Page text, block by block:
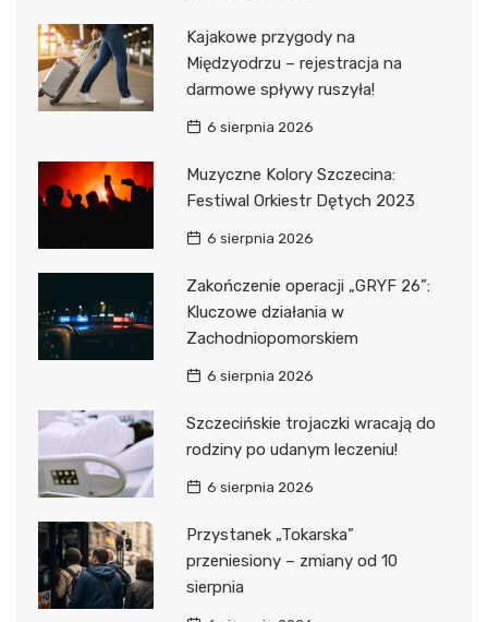
Kajakowe przygody na
Międzyodrzu – rejestracja na
darmowe spływy ruszyła!
6 sierpnia 2026
Muzyczne Kolory Szczecina:
Festiwal Orkiestr Dętych 2023
6 sierpnia 2026
Zakończenie operacji „GRYF 26”:
Kluczowe działania w
Zachodniopomorskiem
6 sierpnia 2026
Szczecińskie trojaczki wracają do
rodziny po udanym leczeniu!
6 sierpnia 2026
Przystanek „Tokarska”
przeniesiony – zmiany od 10
sierpnia